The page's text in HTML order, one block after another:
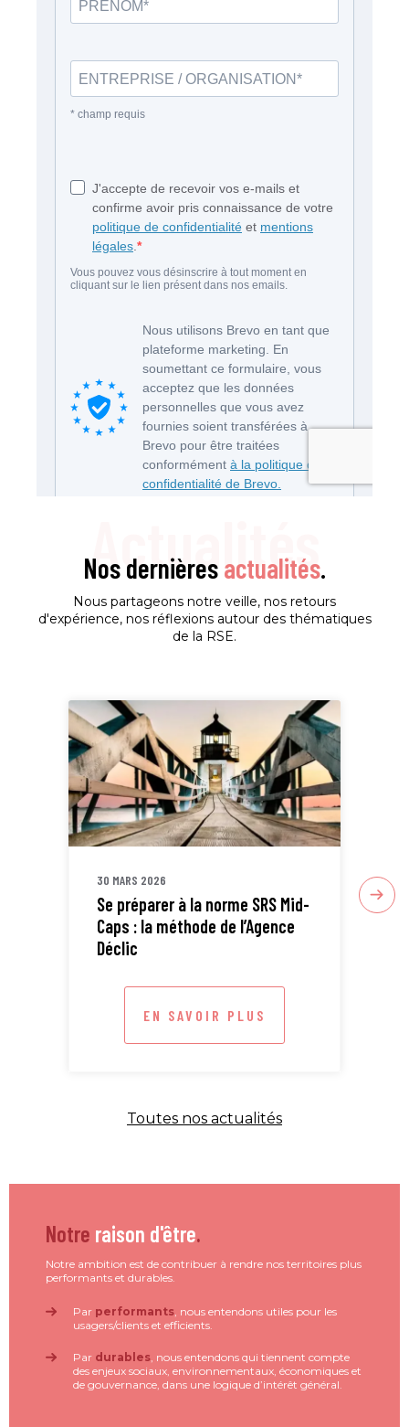
Actualités
Nos dernièresactualités.
Nous partageons notre veille, nos retours
d'expérience, nos réflexions autour des thématiques
de la RSE.
30 MARS 2026
Se préparer à la norme SRS Mid-
Caps : la méthode de l’Agence
Déclic
EN SAVOIR PLUS
30
Toutes nos actualités
Notre raison d'être.
Notre ambition est de contribuer à rendre nos territoires plus
performants et durables.
Par performants, nous entendons utiles pour les
usagers/clients et efficients.
Par durables, nous entendons qui tiennent compte
des enjeux sociaux, environnementaux, économiques et
de gouvernance, dans une logique d’intérêt général.